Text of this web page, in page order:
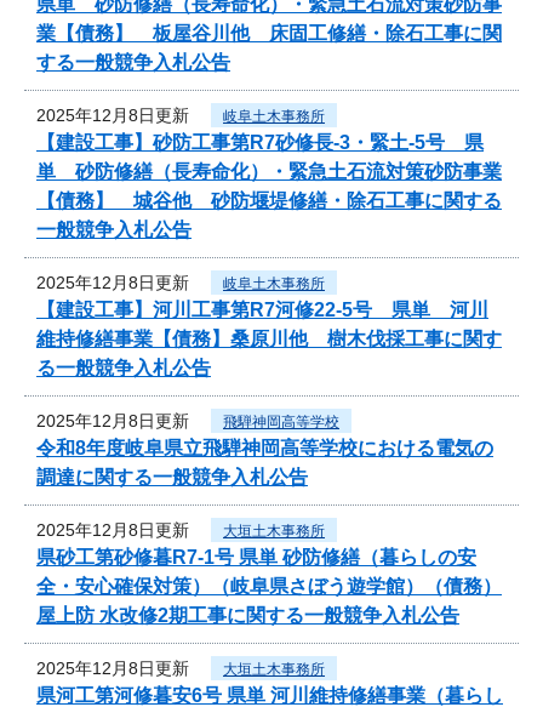
業【債務】 板屋谷川他 床固工修繕・除石工事に関
する一般競争入札公告
2025年12月8日更新 岐阜土木事務所
【建設工事】砂防工事第R7砂修長-3・緊土-5号 県
単 砂防修繕（長寿命化）・緊急土石流対策砂防事業
【債務】 城谷他 砂防堰堤修繕・除石工事に関する
一般競争入札公告
2025年12月8日更新 岐阜土木事務所
【建設工事】河川工事第R7河修22-5号 県単 河川
維持修繕事業【債務】桑原川他 樹木伐採工事に関す
る一般競争入札公告
2025年12月8日更新 飛騨神岡高等学校
令和8年度岐阜県立飛騨神岡高等学校における電気の
調達に関する一般競争入札公告
2025年12月8日更新 大垣土木事務所
県砂工第砂修暮R7-1号 県単 砂防修繕（暮らしの安
全・安心確保対策）（岐阜県さぼう遊学館）（債務）
屋上防 水改修2期工事に関する一般競争入札公告
2025年12月8日更新 大垣土木事務所
県河工第河修暮安6号 県単 河川維持修繕事業（暮らし